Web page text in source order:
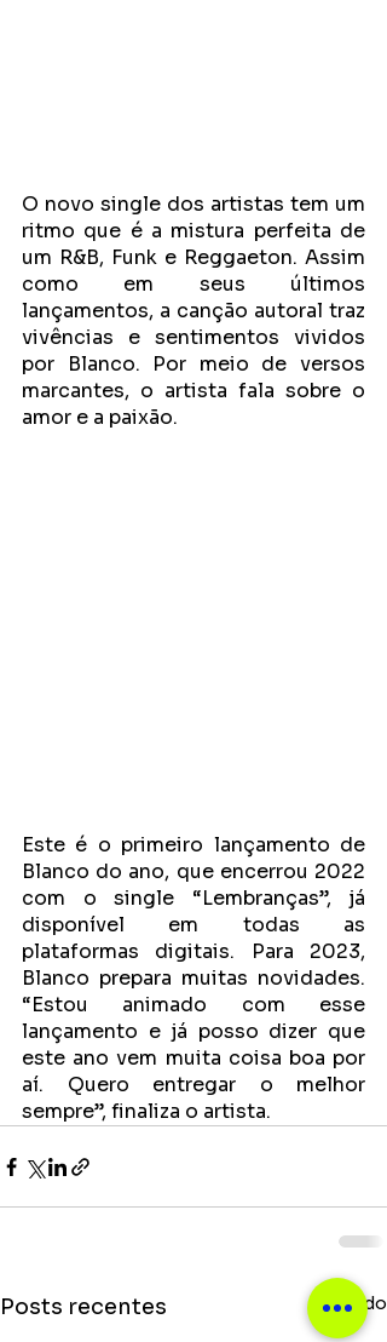
O novo single dos artistas tem um
ritmo que é a mistura perfeita de
um R&B, Funk e Reggaeton. Assim
como em seus últimos
lançamentos, a canção autoral traz
vivências e sentimentos vividos
por Blanco. Por meio de versos
marcantes, o artista fala sobre o
amor e a paixão.
Este é o primeiro lançamento de
Blanco do ano, que encerrou 2022
com o single “Lembranças”, já
disponível em todas as
plataformas digitais. Para 2023,
Blanco prepara muitas novidades.
“Estou animado com esse
lançamento e já posso dizer que
este ano vem muita coisa boa por
aí. Quero entregar o melhor
sempre”, finaliza o artista.
Posts recentes Ver tudo